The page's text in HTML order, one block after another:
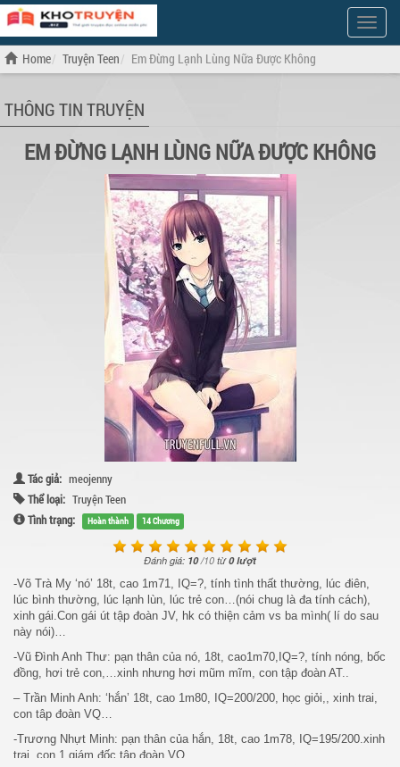
Show
Menu
Home Truyện Teen Em Đừng Lạnh Lùng Nữa Được Không
THÔNG TIN TRUYỆN
EM ĐỪNG LẠNH LÙNG NỮA ĐƯỢC KHÔNG
Tác giả: meojenny
Thể loại: Truyện Teen
Tình trạng:
Hoàn thành 14 Chương
Đánh giá: 10/10 từ0 lượt
-Võ Trà My ‘nó’ 18t, cao 1m71, IQ=?, tính tình thất thường, lúc điên,
lúc bình thường, lúc lạnh lùn, lúc trẻ con…(nói chug là đa tính cách),
xinh gái.Con gái út tập đoàn JV, hk có thiện cảm vs ba mình( lí do sau
này nói)…
-Vũ Đình Anh Thư: pạn thân của nó, 18t, cao1m70,IQ=?, tính nóng, bốc
đồng, hơi trẻ con,…xinh nhưng hơi mũm mĩm, con tập đoàn AT..
– Trần Minh Anh: ‘hắn’ 18t, cao 1m80, IQ=200/200, học giỏi,, xinh trai,
con tâp đoàn VQ…
-Trương Nhựt Minh: pạn thân của hắn, 18t, cao 1m78, IQ=195/200.xinh
trai, con 1 giám đốc tập đoàn VQ..